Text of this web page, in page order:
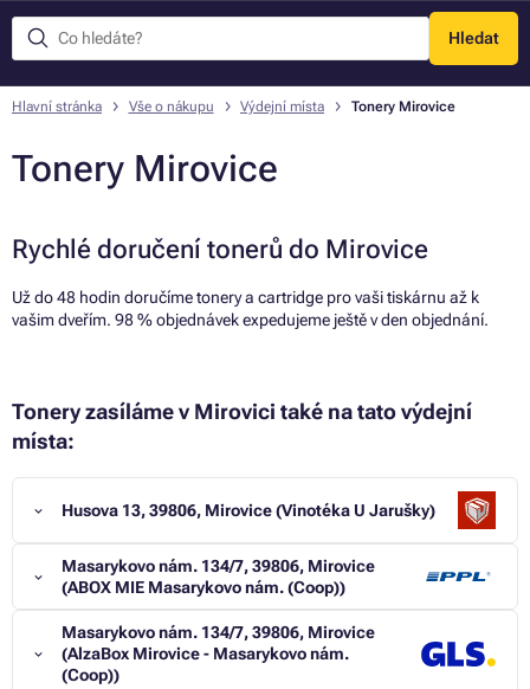
Hledat
Menu
Hlavní stránka Vše o nákupu Výdejní místa Tonery Mirovice
Tonery Mirovice
Rychlé doručení tonerů do Mirovice
Už do 48 hodin doručíme tonery a cartridge pro vaši tiskárnu až k
vašim dveřím. 98 % objednávek expedujeme ještě v den objednání.
Tonery zasíláme v Mirovici také na tato výdejní
místa:
Husova 13, 39806, Mirovice (Vinotéka U Jarušky)
Masarykovo nám. 134/7, 39806, Mirovice
(ABOX MIE Masarykovo nám. (Coop))
Masarykovo nám. 134/7, 39806, Mirovice
(AlzaBox Mirovice - Masarykovo nám.
(Coop))